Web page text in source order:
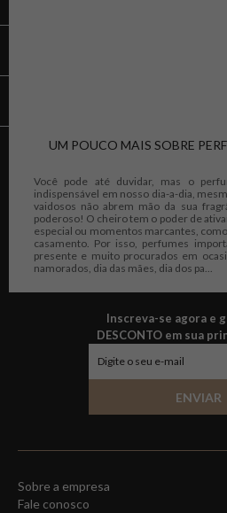
UM POUCO MAIS SOBRE
Você pode até duvidar, mas o
indispensável em nosso dia-a-dia,
vaidosos não abrem mão da sua
poderoso! O cheiro tem o poder de
especial ou momentos marcantes,
casamento. Por isso, perfumes
presente e muito procurados em
namorados, dia das mães, dia dos pa...
Inscreva-se agora e
DESCONTO em sua
ENVIAR
Sobre a empresa
Fale conosco